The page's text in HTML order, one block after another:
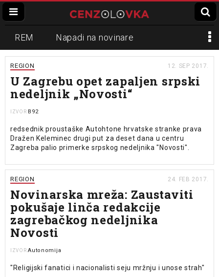
REM Napadi na novinare
Zvučni top
Propaganda Lokalni mediji
Informer
REGION 12. SEP 2017.
U Zagrebu opet zapaljen srpski
nedeljnik „Novosti“
IZVOR B92
redsednik proustaške Autohtone hrvatske stranke prava
Dražen Keleminec drugi put za deset dana u centru
Zagreba palio primerke srpskog nedeljnika "Novosti".
REGION 24. FEB 2017.
Novinarska mreža: Zaustaviti
pokušaje linča redakcije
zagrebačkog nedeljnika
Novosti
IZVOR Autonomija
"Religijski fanatici i nacionalisti seju mržnju i unose strah"